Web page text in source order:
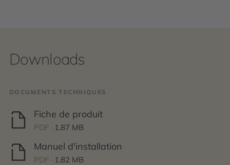
Downloads
DOCUMENTS TECHNIQUES
Fiche de produit
PDF · 1.87 MB
Manuel d'installation
PDF · 1.82 MB